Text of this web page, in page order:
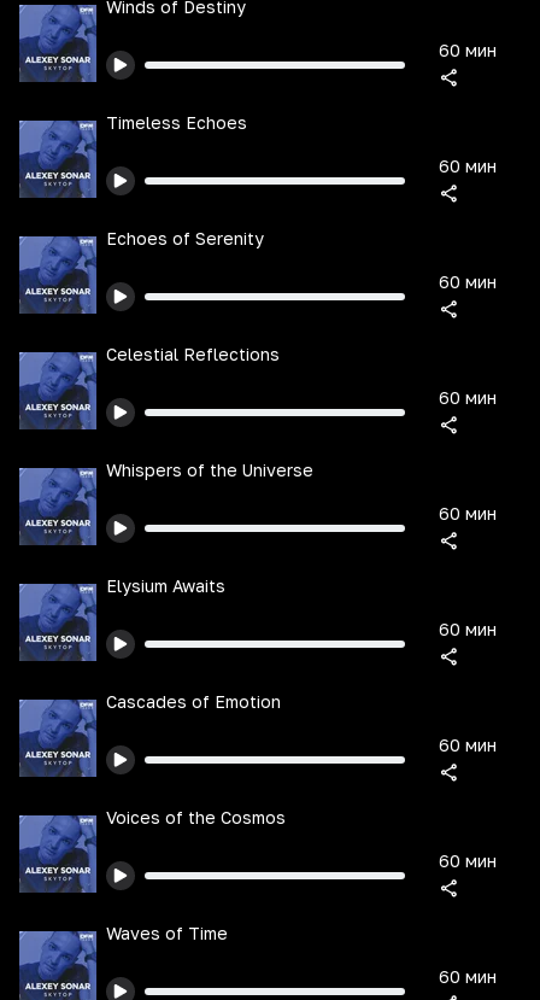
Winds of Destiny
60 мин
Timeless Echoes
60 мин
Echoes of Serenity
60 мин
Celestial Reflections
60 мин
Whispers of the Universe
60 мин
Elysium Awaits
60 мин
Cascades of Emotion
60 мин
Voices of the Cosmos
60 мин
Waves of Time
60 мин